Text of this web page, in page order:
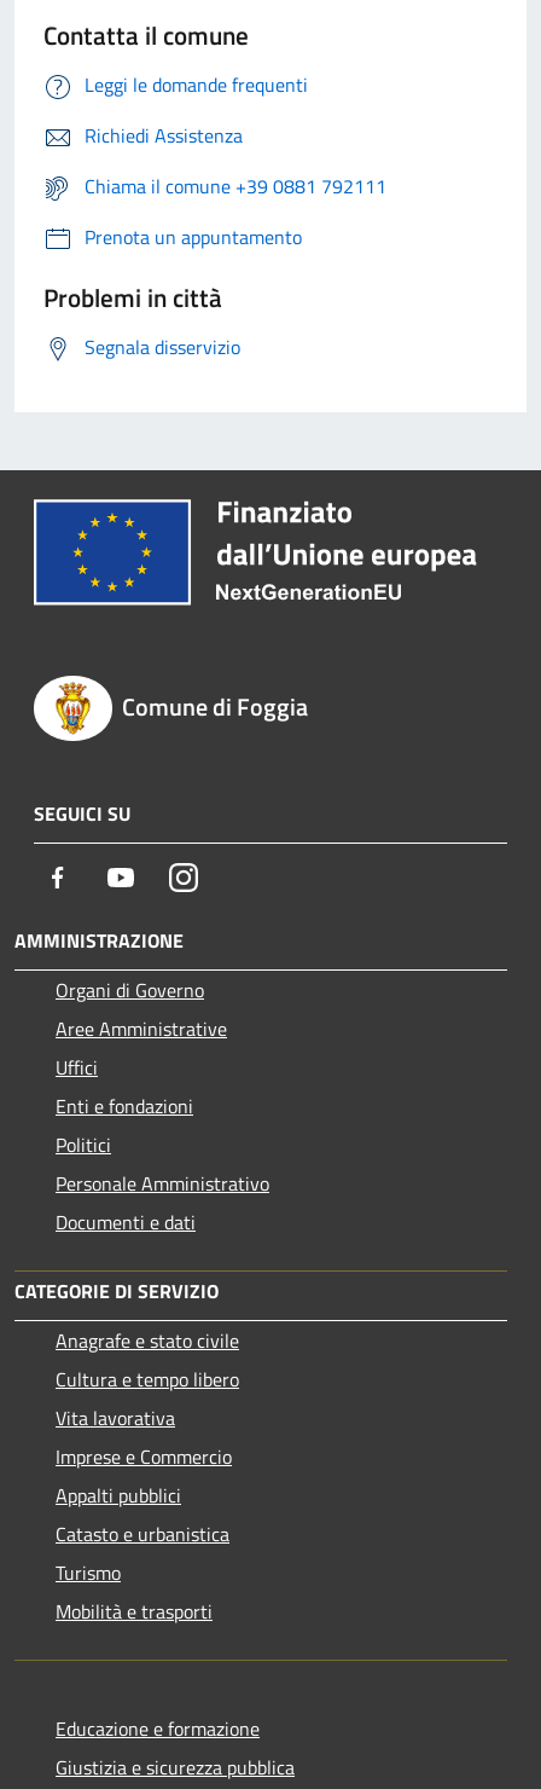
Contatta il comune
Leggi le domande frequenti
Richiedi Assistenza
Chiama il comune +39 0881 792111
Prenota un appuntamento
Problemi in città
Segnala disservizio
Comune di Foggia
SEGUICI SU
Facebook YoutubeInstagram
AMMINISTRAZIONE
Organi di Governo
Aree Amministrative
Uffici
Enti e fondazioni
Politici
Personale Amministrativo
Documenti e dati
CATEGORIE DI SERVIZIO
Anagrafe e stato civile
Cultura e tempo libero
Vita lavorativa
Imprese e Commercio
Appalti pubblici
Catasto e urbanistica
Turismo
Mobilità e trasporti
Educazione e formazione
Giustizia e sicurezza pubblica